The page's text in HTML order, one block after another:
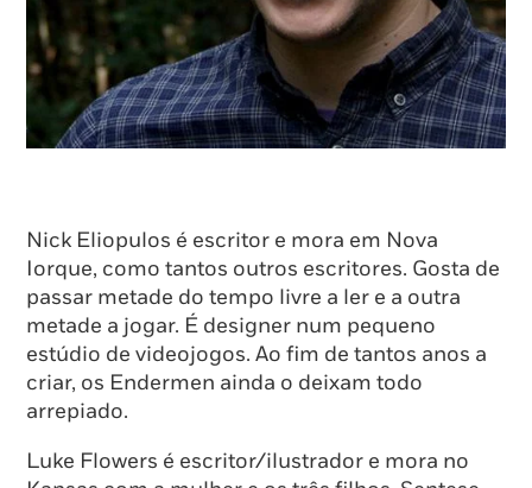
Nick Eliopulos é escritor e mora em Nova
Iorque, como tantos outros escritores. Gosta de
passar metade do tempo livre a ler e a outra
metade a jogar. É designer num pequeno
estúdio de videojogos. Ao fim de tantos anos a
criar, os Endermen ainda o deixam todo
arrepiado.
Luke Flowers é escritor/ilustrador e mora no